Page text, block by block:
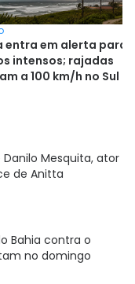
entra em alerta para
intensos; rajadas
a 100 km/h no Sul
Mesquita, ator
de Anitta
Bahia contra o
no domingo